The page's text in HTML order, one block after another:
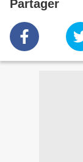
Partager